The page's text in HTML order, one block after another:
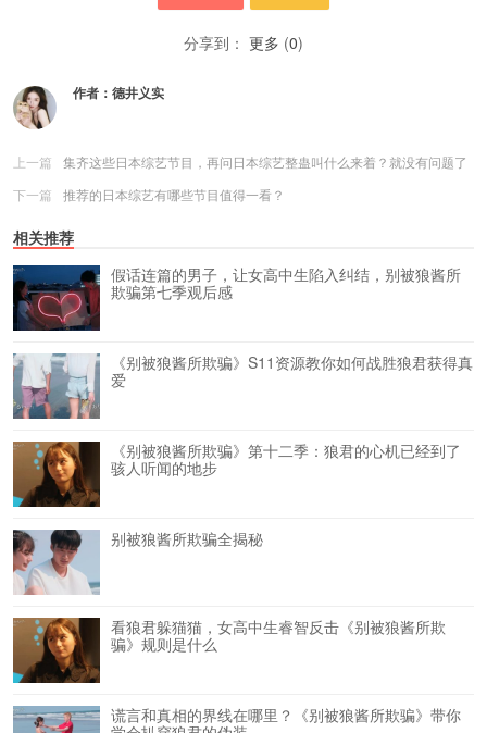
分享到： 更多 (0)
作者： 德井义实
上一篇
集齐这些日本综艺节目，再问日本综艺整蛊叫什么来着？就没有问题了
下一篇
推荐的日本综艺有哪些节目值得一看？
相关推荐
假话连篇的男子，让女高中生陷入纠结，别被狼酱所
欺骗第七季观后感
《别被狼酱所欺骗》S11资源教你如何战胜狼君获得真
爱
《别被狼酱所欺骗》第十二季：狼君的心机已经到了
骇人听闻的地步
别被狼酱所欺骗全揭秘
看狼君躲猫猫，女高中生睿智反击《别被狼酱所欺
骗》规则是什么
谎言和真相的界线在哪里？《别被狼酱所欺骗》带你